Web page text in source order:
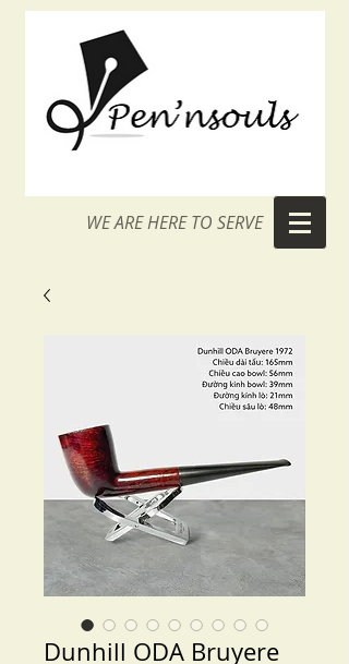
WE ARE HERE TO SERVE
Dunhill ODA Bruyere